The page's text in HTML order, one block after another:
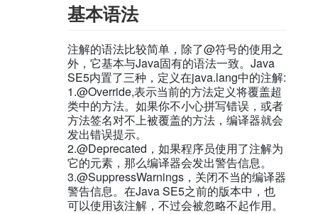
基本语法
注解的语法比较简单，除了@符号的使用之
外，它基本与Java固有的语法一致。Java
SE5内置了三种，定义在java.lang中的注解:
1.@Override,表示当前的方法定义将覆盖超
类中的方法。如果你不小心拼写错误，或者
方法签名对不上被覆盖的方法，编译器就会
发出错误提示。
2.@Deprecated，如果程序员使用了注解为
它的元素，那么编译器会发出警告信息。
3.@SuppressWarnings，关闭不当的编译器
警告信息。在Java SE5之前的版本中，也
可以使用该注解，不过会被忽略不起作用。